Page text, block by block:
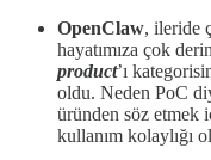
OpenClaw, ileride
hayatımıza çok
product’ı
oldu. Neden PoC
üründen söz etmek
kullanım kolaylığı